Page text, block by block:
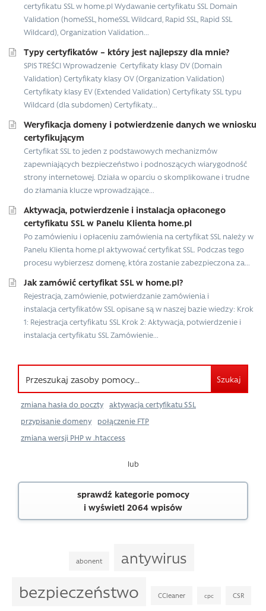
certyfikatu SSL w home.pl Wydawanie certyfikatu SSL Domain
Validation (homeSSL, homeSSL Wildcard, Rapid SSL, Rapid SSL
Wildcard), Organization Validation...
Typy certyfikatów – który jest najlepszy dla mnie?
SPIS TREŚCI Wprowadzenie Certyfikaty klasy DV (Domain
Validation) Certyfikaty klasy OV (Organization Validation)
Certyfikaty klasy EV (Extended Validation) Certyfikaty SSL typu
Wildcard (dla subdomen) Certyfikaty...
Weryfikacja domeny i potwierdzenie danych we wniosku
certyfikującym
Certyfikat SSL to jeden z podstawowych mechanizmów
zapewniających bezpieczeństwo i podnoszących wiarygodność
strony internetowej. Działa w oparciu o skomplikowane i trudne
do złamania klucze wprowadzające...
Aktywacja, potwierdzenie i instalacja opłaconego
certyfikatu SSL w Panelu Klienta home.pl
Po zamówieniu i opłaceniu zamówienia na certyfikat SSL należy w
Panelu Klienta home.pl aktywować certyfikat SSL. Podczas tego
procesu wybierzesz domenę, która zostanie zabezpieczona za...
Jak zamówić certyfikat SSL w home.pl?
Rejestracja, zamówienie, potwierdzanie zamówienia i
instalacja certyfikatów SSL opisane są w naszej bazie wiedzy: Krok
1: Rejestracja certyfikatu SSL Krok 2: Aktywacja, potwierdzenie i
instalacja certyfikatu SSL Zamówienie...
Szukaj
zmiana hasła do poczty
aktywacja certyfikatu SSL
przypisanie domeny
połączenie FTP
zmiana wersji PHP w .htaccess
lub
sprawdź kategorie pomocy
i wyświetl 2064 wpisów
abonent antywirus
bezpieczeństwo CCleaner cpc CSR